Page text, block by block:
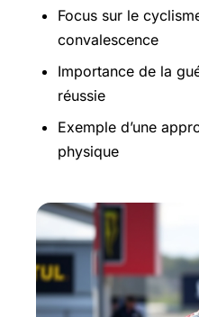
Focus sur le
convalescence
Importance de la
réussie
Exemple d’une
physique